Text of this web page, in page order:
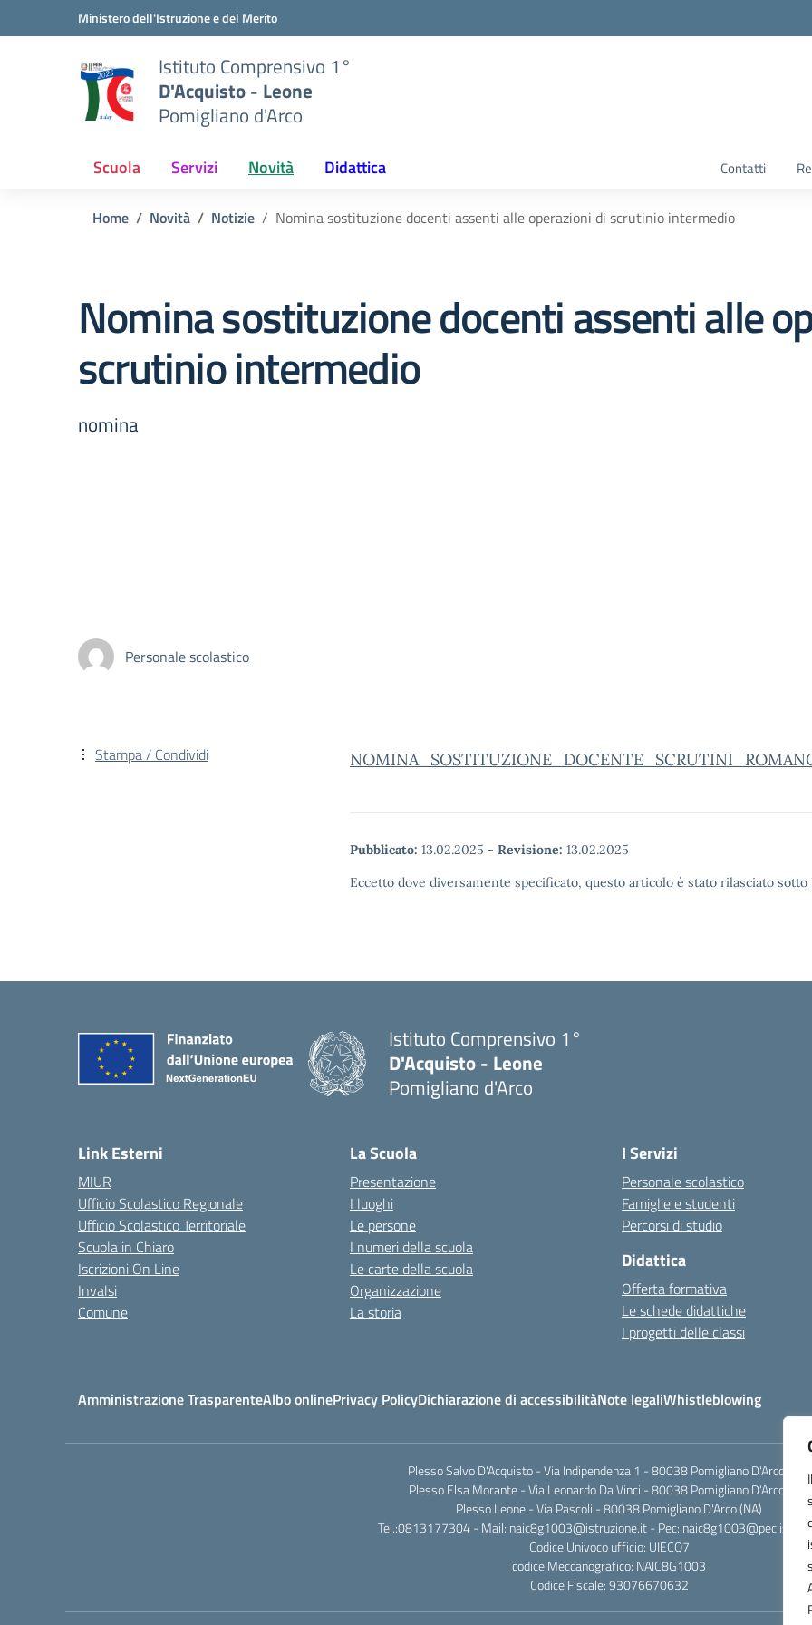
Vai ai contenuti
Vai al menu di navigazioneMinistero dell'Istruzione e del Merito
Istituto Comprensivo 1°
D'Acquisto - Leone
Pomigliano d'Arco
Scuola Servizi Novità Didattica Contatti
Home Novità Notizie Nomina sostituzione docenti assenti alle operazioni di scrutinio intermedio
Nomina sostituzione docenti assenti alle
scrutinio intermedio
nomina
Personale scolastico
Pubblicato: 13.02.2025 - Revisione: 13.02.2025
Eccetto dove diversamente specificato, questo articolo è stato rilasciato
Stampa / Condividi
Istituto Comprensivo 1°
D'Acquisto - Leone
Pomigliano d'Arco
Link Esterni
MIUR
Ufficio Scolastico Regionale
Ufficio Scolastico Territoriale
Scuola in Chiaro
Iscrizioni On Line
Invalsi
Comune
La Scuola
Presentazione
I luoghi
Le persone
I numeri della scuola
Le carte della scuola
Organizzazione
La storia
I Servizi
Personale scolastico
Famiglie e studenti
Percorsi di studio
Didattica
Offerta formativa
Le schede didattiche
I progetti delle classi
Amministrazione TrasparenteAlbo onlinePrivacy PolicyDichiarazione di accessibilitàNote legaliWhistleblowing
Plesso Salvo D'Acquisto - Via Indipendenza 1 - 80038 Pomigliano D'Arco (NA)
Plesso Elsa Morante - Via Leonardo Da Vinci - 80038 Pomigliano D'Arco (NA)
Plesso Leone - Via Pascoli - 80038 Pomigliano D'Arco (NA)
Tel.:0813177304 - Mail: naic8g1003@istruzione.it - Pec:
Codice Univoco ufficio: UIECQ7
codice Meccanografico: NAIC8G1003
Codice Fiscale: 93076670632